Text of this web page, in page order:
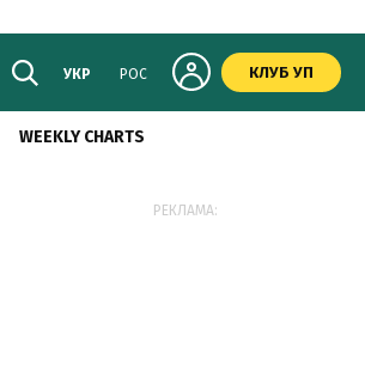
УКР РОС КЛУБ УП
WEEKLY CHARTS
РЕКЛАМА: